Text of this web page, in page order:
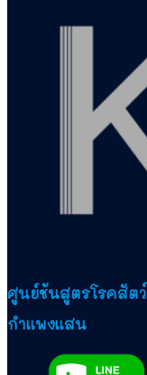
ศูนย์ชันสูตรโรคสัตว์
กำแพงแสน